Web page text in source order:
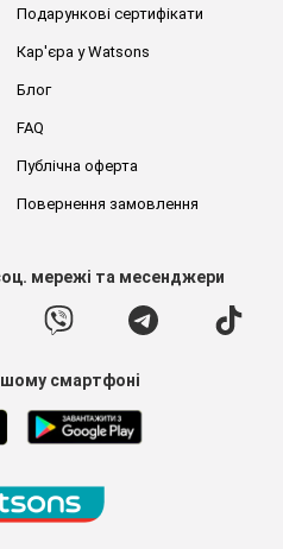
Подарункові сертифікати
Кар'єра у Watsons
Блог
FAQ
Публічна оферта
Повернення замовлення
мережі та месенджери
смартфоні